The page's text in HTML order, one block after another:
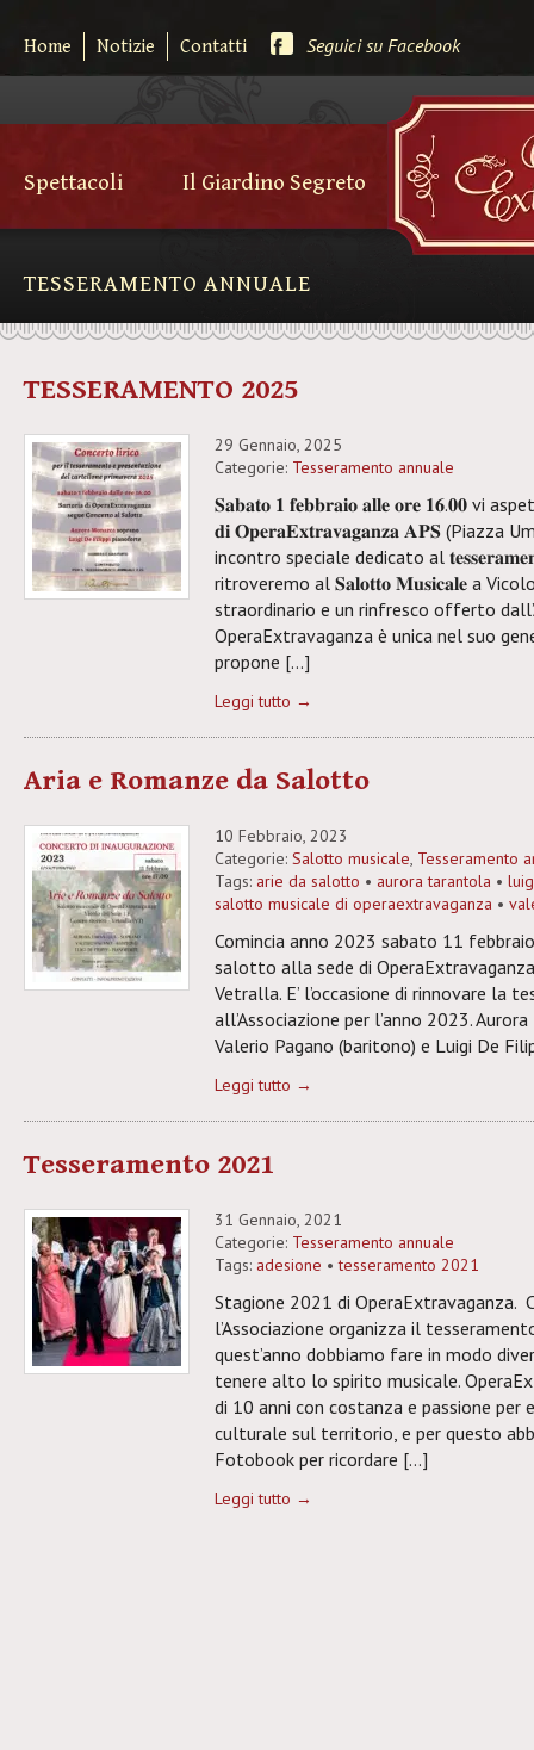
Home Notizie Contatti Seguici su Facebook
Spettacoli Il Giardino Segreto
TESSERAMENTO ANNUALE
TESSERAMENTO 2025
29 Gennaio, 2025
Categorie: Tesseramento annuale
𝐒𝐚𝐛𝐚𝐭𝐨 𝟏 𝐟𝐞𝐛𝐛𝐫𝐚𝐢𝐨 𝐚𝐥𝐥𝐞 𝐨𝐫𝐞 𝟏𝟔.𝟎𝟎 vi
𝐝𝐢 𝐎𝐩𝐞𝐫𝐚𝐄𝐱𝐭𝐫𝐚𝐯𝐚𝐠𝐚𝐧𝐳𝐚 𝐀𝐏𝐒 (Piazza
incontro speciale dedicato al
ritroveremo al 𝐒𝐚𝐥𝐨𝐭𝐭𝐨 𝐌𝐮𝐬𝐢𝐜𝐚𝐥𝐞 a
straordinario e un rinfresco offerto
OperaExtravaganza è unica nel suo
propone […]
Leggi tutto →
Aria e Romanze da Salotto
10 Febbraio, 2023
Categorie: Salotto musicale, Tesseramento
Tags: arie da salotto • aurora tarantola •
salotto musicale di operaextravaganza •
Comincia anno 2023 sabato 11
salotto alla sede di
Vetralla. E’ l’occasione di rinnovare la
all’Associazione per l’anno 2023.
Valerio Pagano (baritono) e Luigi De
Leggi tutto →
Tesseramento 2021
31 Gennaio, 2021
Categorie: Tesseramento annuale
Tags: adesione •tesseramento 2021
Stagione 2021 di OperaExtravaganza.
l’Associazione organizza il
quest’anno dobbiamo fare in modo
tenere alto lo spirito musicale.
di 10 anni con costanza e passione per
culturale sul territorio, e per questo
Fotobook per ricordare […]
Leggi tutto →